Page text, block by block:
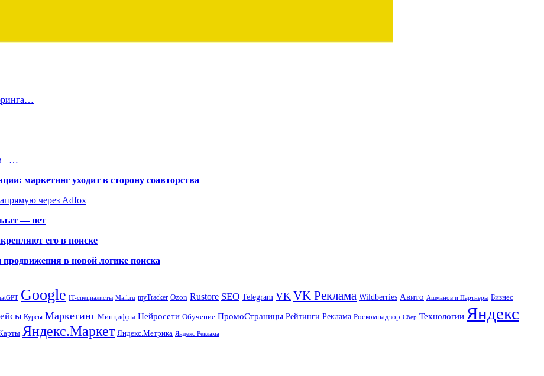
–…
маркетинг уходит в сторону соавторства
через Adfox
— нет
его в поиске
продвижения в новой логике поиска
Google IT-специалисты Mail.ru myTracker Ozon Rustore SEO Telegram VK VK Реклама Wildberries Авито Ашманов и Партнеры Бизнес
Курсы Маркетинг Минцифры Нейросети Обучение ПромоСтраницы Рейтинги Реклама Роскомнадзор Сбер Технологии Яндекс
Яндекс.Маркет Яндекс.Метрика Яндекс Реклама